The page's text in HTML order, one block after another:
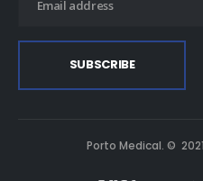
Porto Medical. ©